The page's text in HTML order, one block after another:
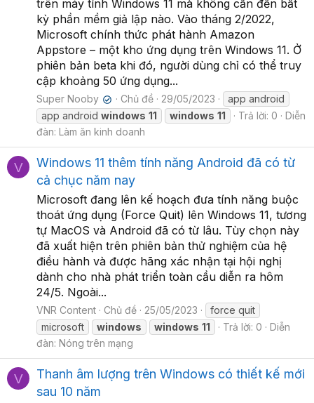
trên máy tính Windows 11 mà không cần đến bất
kỳ phần mềm giả lập nào. Vào tháng 2/2022,
Microsoft chính thức phát hành Amazon
Appstore – một kho ứng dụng trên Windows 11. Ở
phiên bản beta khi đó, người dùng chỉ có thể truy
cập khoảng 50 ứng dụng...
Super Nooby ✔ Chủ đề 29/05/2023
app android
app android windows 11 windows 11 Trả lời: 0
Diễn
đàn: Làm ăn kinh doanh
V
Windows 11 thêm tính năng Android đã có từ
cả chục năm nay
Microsoft đang lên kế hoạch đưa tính năng buộc
thoát ứng dụng (Force Quit) lên Windows 11, tương
tự MacOS và Android đã có từ lâu. Tùy chọn này
đã xuất hiện trên phiên bản thử nghiệm của hệ
điều hành và được hãng xác nhận tại hội nghị
dành cho nhà phát triển toàn cầu diễn ra hôm
24/5. Ngoài...
VNR Content Chủ đề 25/05/2023
force quit
microsoft
windows windows 11 Trả lời: 0
Diễn
đàn: Nóng trên mạng
V
Thanh âm lượng trên Windows có thiết kế mới
sau 10 năm